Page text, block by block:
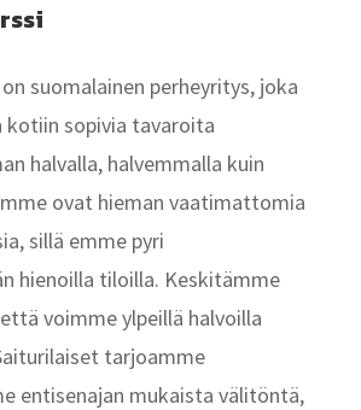
suomalainen perheyritys, joka
kotiin sopivia tavaroita
halvalla, halvemmalla kuin
ovat hieman vaatimattomia
sillä emme pyri
hienoilla tiloilla. Keskitämme
voimme ylpeillä halvoilla
tarjoamme
entisenajan mukaista välitöntä,